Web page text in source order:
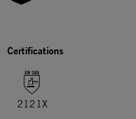
Certifications
2121X